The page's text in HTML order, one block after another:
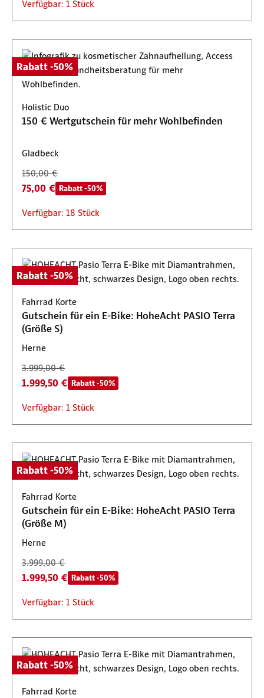
Verfügbar: 1 Stück
Rabatt -50%
Holistic Duo
150 € Wertgutschein für mehr Wohlbefinden
Gladbeck
150,00 €
75,00 € Rabatt -50%
Verfügbar: 18 Stück
Rabatt -50%
Fahrrad Korte
Gutschein für ein E-Bike: HoheAcht PASIO Terra
(Größe S)
Herne
3.999,00 €
1.999,50 € Rabatt -50%
Verfügbar: 1 Stück
Rabatt -50%
Fahrrad Korte
Gutschein für ein E-Bike: HoheAcht PASIO Terra
(Größe M)
Herne
3.999,00 €
1.999,50 € Rabatt -50%
Verfügbar: 1 Stück
Rabatt -50%
Fahrrad Korte